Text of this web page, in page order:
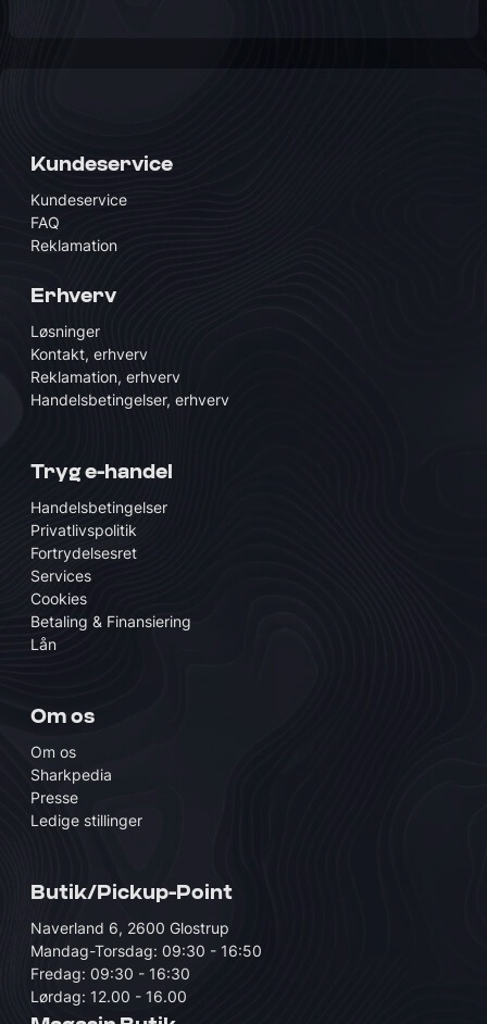
Kundeservice
Kundeservice
FAQ
Reklamation
Erhverv
Løsninger
Kontakt, erhverv
Reklamation, erhverv
Handelsbetingelser, erhverv
Tryg e-handel
Handelsbetingelser
Privatlivspolitik
Fortrydelsesret
Services
Cookies
Betaling & Finansiering
Lån
Om os
Om os
Sharkpedia
Presse
Ledige stillinger
Butik/Pickup-Point
Naverland 6, 2600 Glostrup
Mandag-Torsdag: 09:30 - 16:50
Fredag: 09:30 - 16:30
Lørdag: 12.00 - 16.00